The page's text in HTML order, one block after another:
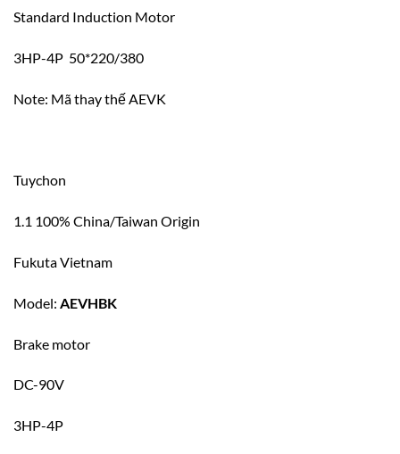
Standard Induction Motor
3HP-4P 50*220/380
Note: Mã thay thế AEVK
Tuychon
1.1 100% China/Taiwan Origin
Fukuta Vietnam
Model: AEVHBK
Brake motor
DC-90V
3HP-4P